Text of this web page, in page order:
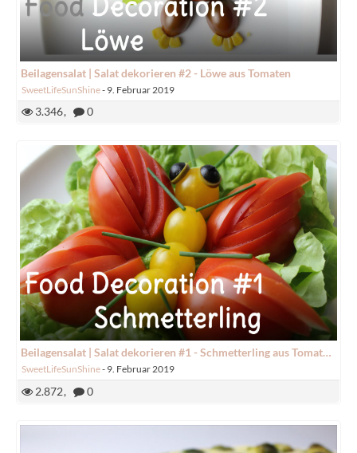
Beilagensalat | Salat dekorieren #2 - Löwe aus Tomaten
SweetLifeSunShine- 9. Februar 2019
3.346 0
Beilagensalat | Salat dekorieren #1 - Schmetterling aus Tomaten | SweetLifeSunShine
SweetLifeSunShine- 9. Februar 2019
2.872 0